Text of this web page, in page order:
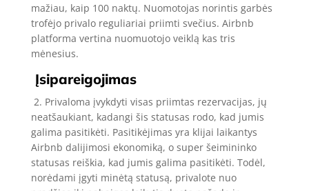
mažiau, kaip 100 naktų. Nuomotojas norintis garbės
trofėjo privalo reguliariai priimti svečius. Airbnb
platforma vertina nuomuotojo veiklą kas tris
mėnesius.
Įsipareigojimas
2. Privaloma įvykdyti visas priimtas rezervacijas, jų
neatšaukiant, kadangi šis statusas rodo, kad jumis
galima pasitikėti. Pasitikėjimas yra klijai laikantys
Airbnb dalijimosi ekonomiką, o super šeimininko
statusas reiškia, kad jumis galima pasitikėti. Todėl,
norėdami įgyti minėtą statusą, privalote nuo